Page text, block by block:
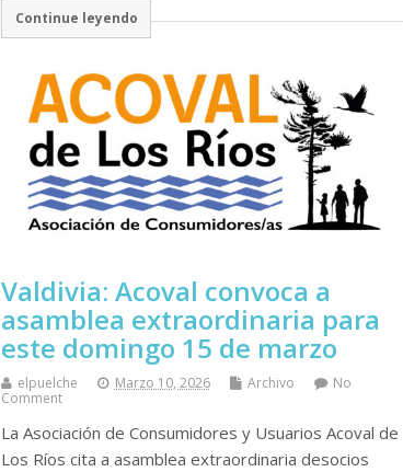
Continue leyendo
Valdivia: Acoval convoca a
asamblea extraordinaria para
este domingo 15 de marzo
elpuelche Marzo 10, 2026 Archivo
No
Comment
La Asociación de Consumidores y Usuarios Acoval de
Los Ríos cita a asamblea extraordinaria desocios